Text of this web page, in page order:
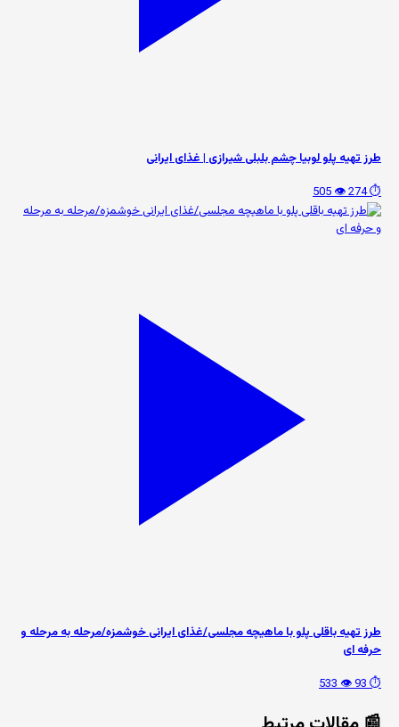
طرز تهیه پلو لوبیا چشم بلبلی شیرازی | غذای ایرانی
⏱️ 274
👁️ 505
طرز تهیه باقلی پلو با ماهیچه مجلسی/غذای ایرانی خوشمزه/مرحله به مرحله و
حرفه ای
⏱️ 93
👁️ 533